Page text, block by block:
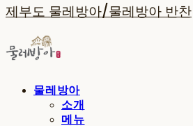
제부도 물레방아/물레방아 반찬
물레방아
소개
메뉴